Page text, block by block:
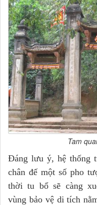
Tam
Đáng lưu ý, hệ thống
chân đế một số pho
thời tu bổ sẽ càng
vùng bảo vệ di tích